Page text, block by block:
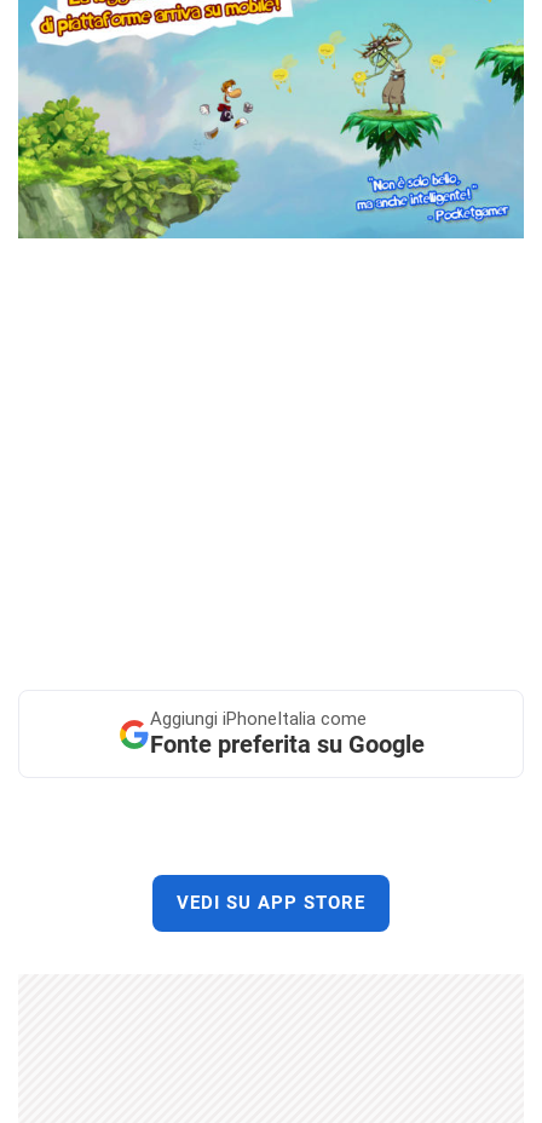
Aggiungi iPhoneItalia come
Fonte preferita su Google
VEDI SU APP STORE